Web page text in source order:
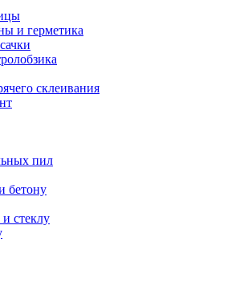
и герметика
склеивания
пил
бетону
стеклу